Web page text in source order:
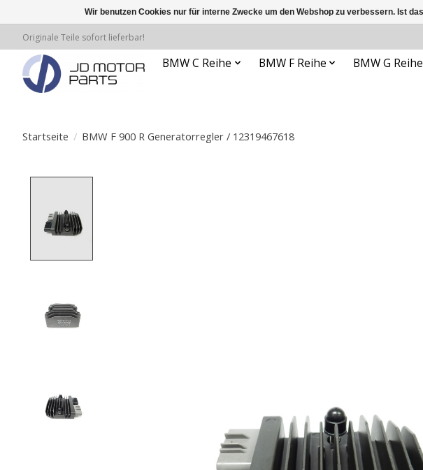
Originale Teile sofort lieferbar!
BMW C Reihe BMW F Reihe BMW G Reihe
Startseite / BMW F 900 R Generatorregler / 12319467618
Wir benutzen Cookies nur für interne Zwecke um den Webshop zu verbessern. Ist